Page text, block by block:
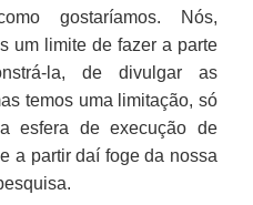
gostaríamos. Nós,
um limite de fazer a parte
la, de divulgar as
temos uma limitação, só
esfera de execução de
a partir daí foge da nossa